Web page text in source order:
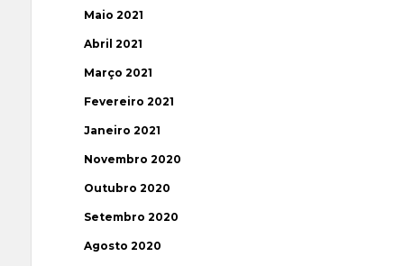
Maio 2021
Abril 2021
Março 2021
Fevereiro 2021
Janeiro 2021
Novembro 2020
Outubro 2020
Setembro 2020
Agosto 2020